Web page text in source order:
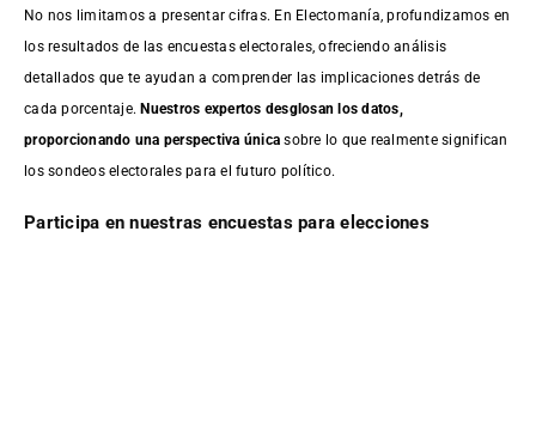
No nos limitamos a presentar cifras. En Electomanía, profundizamos en
los resultados de las encuestas electorales, ofreciendo análisis
detallados que te ayudan a comprender las implicaciones detrás de
cada porcentaje.Nuestros expertos desglosan los datos,
proporcionando una perspectiva única sobre lo que realmente significan
los sondeos electorales para el futuro político.
Participa en nuestras encuestas para elecciones